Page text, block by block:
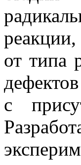
от типа
с